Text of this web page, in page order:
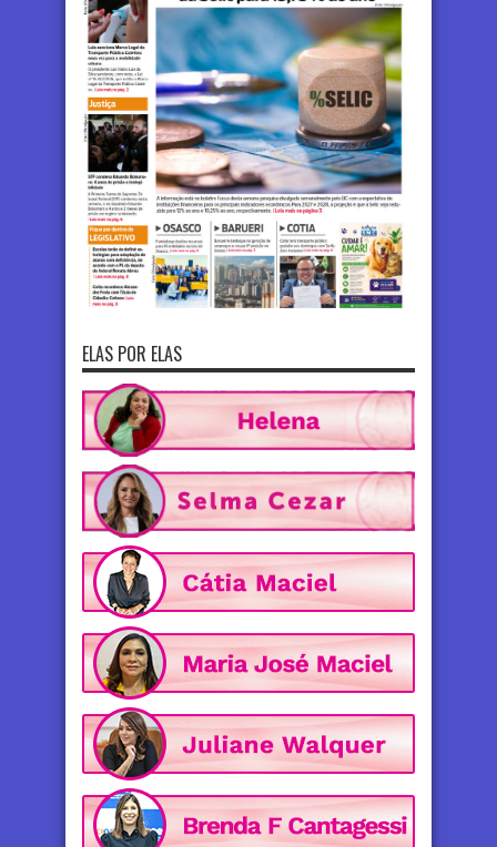
ELAS POR ELAS